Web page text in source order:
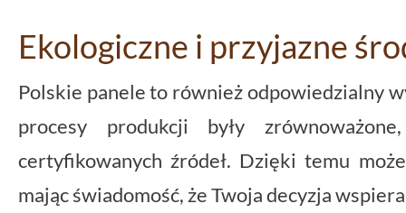
Ekologiczne i przyjazne
Polskie panele to również odpowiedzialny
procesy produkcji były
certyfikowanych źródeł. Dzięki temu
mając świadomość, że Twoja decyzja